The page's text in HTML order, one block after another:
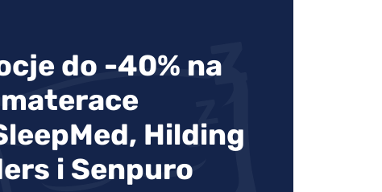
do -40% na
materace
Hilding
i Senpuro